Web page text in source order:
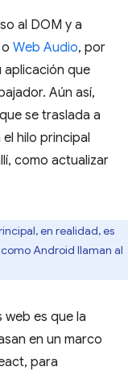
al DOM y a
o Web Audio, por
que
Aún así,
se traslada a
hilo principal
como actualizar
en realidad, es
Android llaman al
es que la
en un marco
para